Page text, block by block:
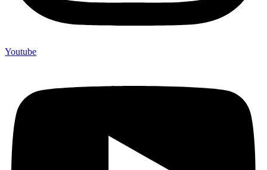
Youtube